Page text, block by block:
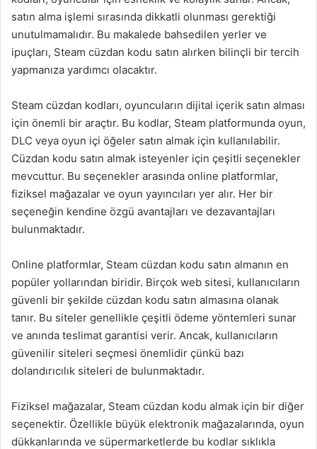
satın alma işlemi sırasında dikkatli olunması gerektiği
unutulmamalıdır. Bu makalede bahsedilen yerler ve
ipuçları, Steam cüzdan kodu satın alırken bilinçli bir tercih
yapmanıza yardımcı olacaktır.
Steam cüzdan kodları, oyuncuların dijital içerik satın alması
için önemli bir araçtır. Bu kodlar, Steam platformunda oyun,
DLC veya oyun içi öğeler satın almak için kullanılabilir.
Cüzdan kodu satın almak isteyenler için çeşitli seçenekler
mevcuttur. Bu seçenekler arasında online platformlar,
fiziksel mağazalar ve oyun yayıncıları yer alır. Her bir
seçeneğin kendine özgü avantajları ve dezavantajları
bulunmaktadır.
Online platformlar, Steam cüzdan kodu satın almanın en
popüler yollarından biridir. Birçok web sitesi, kullanıcıların
güvenli bir şekilde cüzdan kodu satın almasına olanak
tanır. Bu siteler genellikle çeşitli ödeme yöntemleri sunar
ve anında teslimat garantisi verir. Ancak, kullanıcıların
güvenilir siteleri seçmesi önemlidir çünkü bazı
dolandırıcılık siteleri de bulunmaktadır.
Fiziksel mağazalar, Steam cüzdan kodu almak için bir diğer
seçenektir. Özellikle büyük elektronik mağazalarında, oyun
dükkanlarında ve süpermarketlerde bu kodlar sıklıkla